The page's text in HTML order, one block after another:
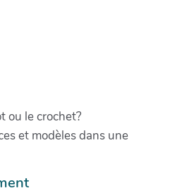
ou le crochet?
et modèles dans une